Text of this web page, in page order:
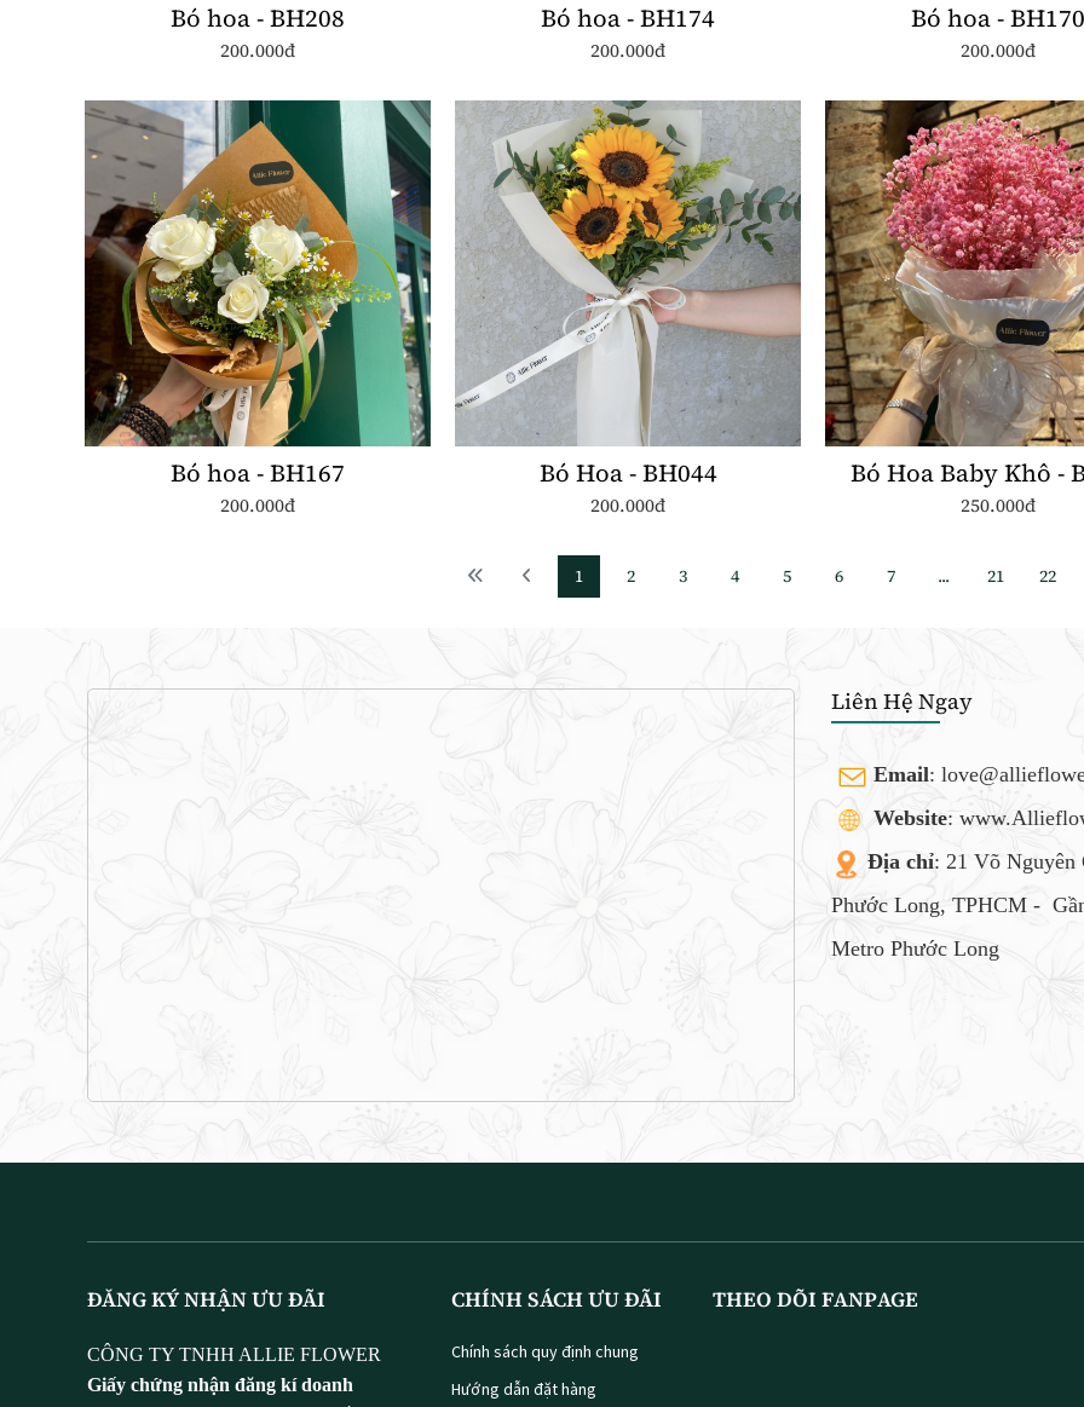
Bó hoa - BH208
200.000đ
Bó hoa - BH174
200.000đ
Bó hoa - BH170
200.000đ
Bó hoa - BH167
200.000đ
Bó Hoa - BH044
200.000đ
Bó Hoa Baby Khô -
250.000đ
1 2 3 4 5 6 7 ... 21 22
Liên Hệ Ngay
Email:
Website:
Địa chỉ: 21 Võ Nguyên
Phước Long, TPHCM -
Metro Phước Long
ĐĂNG KÝ NHẬN ƯU ĐÃI
CÔNG TY TNHH ALLIE FLOWER
Giấy chứng nhận đăng kí doanh
CHÍNH SÁCH ƯU ĐÃI
Chính sách quy định chung
Hướng dẫn đặt hàng
THEO DÕI FANPAGE